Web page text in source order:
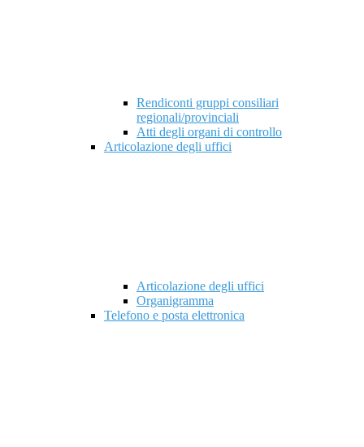
Rendiconti gruppi consiliari
regionali/provinciali
Atti degli organi di controllo
Articolazione degli uffici
Articolazione degli uffici
Organigramma
Telefono e posta elettronica